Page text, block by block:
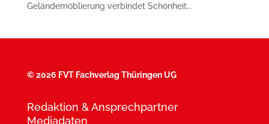
Geländemö­blierung verbindet Schönheit...
©2026 FVT Fachverlag Thüringen UG
Redaktion & Ansprechpartner
Mediadaten